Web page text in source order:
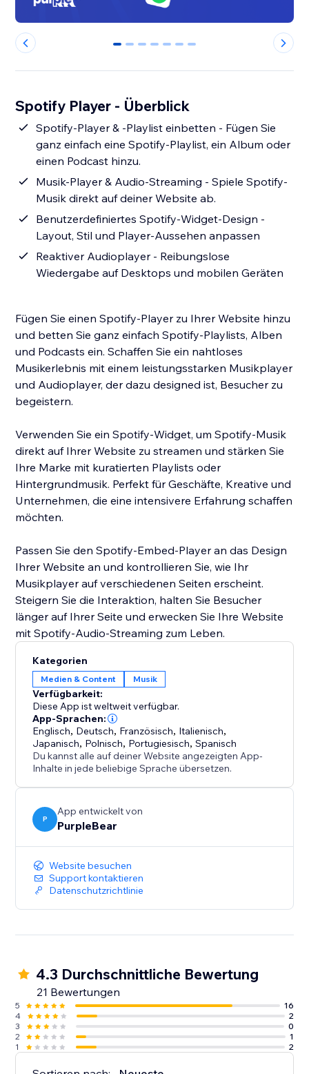
0 1 2 3 4 5 6
Spotify Player - Überblick
Spotify-Player & -Playlist einbetten - Fügen Sie
ganz einfach eine Spotify-Playlist, ein Album oder
einen Podcast hinzu.
Musik-Player & Audio-Streaming - Spiele Spotify-
Musik direkt auf deiner Website ab.
Benutzerdefiniertes Spotify-Widget-Design -
Layout, Stil und Player-Aussehen anpassen
Reaktiver Audioplayer - Reibungslose
Wiedergabe auf Desktops und mobilen Geräten
Fügen Sie einen Spotify-Player zu Ihrer Website hinzu
und betten Sie ganz einfach Spotify-Playlists, Alben
und Podcasts ein. Schaffen Sie ein nahtloses
Musikerlebnis mit einem leistungsstarken Musikplayer
und Audioplayer, der dazu designed ist, Besucher zu
begeistern.
Verwenden Sie ein Spotify-Widget, um Spotify-Musik
direkt auf Ihrer Website zu streamen und stärken Sie
Ihre Marke mit kuratierten Playlists oder
Hintergrundmusik. Perfekt für Geschäfte, Kreative und
Unternehmen, die eine intensivere Erfahrung schaffen
möchten.
Passen Sie den Spotify-Embed-Player an das Design
Ihrer Website an und kontrollieren Sie, wie Ihr
Musikplayer auf verschiedenen Seiten erscheint.
Steigern Sie die Interaktion, halten Sie Besucher
länger auf Ihrer Seite und erwecken Sie Ihre Website
mit Spotify-Audio-Streaming zum Leben.
Kategorien
Medien & Content Musik
Verfügbarkeit:
Diese App ist weltweit verfügbar.
App-Sprachen:
Englisch, Deutsch, Französisch, Italienisch,
Japanisch, Polnisch, Portugiesisch,Spanisch
Du kannst alle auf deiner Website angezeigten App-
Inhalte in jede beliebige Sprache übersetzen.
P
App entwickelt von
PurpleBear
Website besuchen
Support kontaktieren
Datenschutzrichtlinie
4.3 Durchschnittliche Bewertung
21 Bewertungen
5
16
4
2
3
0
2
1
1
2